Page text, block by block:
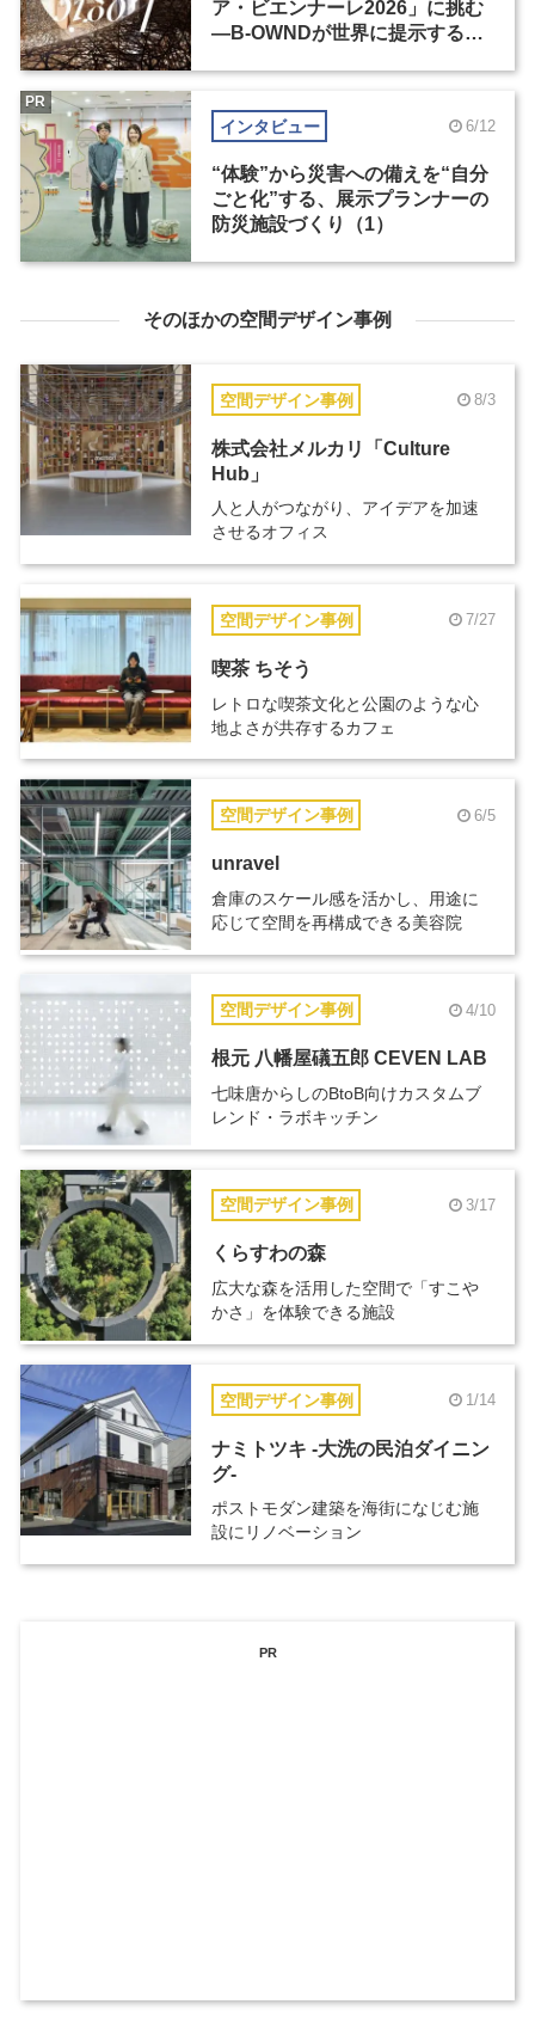
ア・ビエンナーレ2026」に挑む
―B-OWNDが世界に提示する美
インタビュー 6/12
“体験”から災害への備えを“自分
ごと化”する、展示プランナーの
防災施設づくり（1）
PR
そのほかの空間デザイン事例
空間デザイン事例 8/3
株式会社メルカリ「Culture
Hub」
人と人がつながり、アイデアを加速
させるオフィス
空間デザイン事例 7/27
喫茶 ちそう
レトロな喫茶文化と公園のような心
地よさが共存するカフェ
空間デザイン事例 6/5
unravel
倉庫のスケール感を活かし、用途に
応じて空間を再構成できる美容院
空間デザイン事例 4/10
根元 八幡屋礒五郎 CEVEN LAB
七味唐からしのBtoB向けカスタムブ
レンド・ラボキッチン
空間デザイン事例 3/17
くらすわの森
広大な森を活用した空間で「すこや
かさ」を体験できる施設
空間デザイン事例 1/14
ナミトツキ -大洗の民泊ダイニン
グ-
ポストモダン建築を海街になじむ施
設にリノベーション
PR